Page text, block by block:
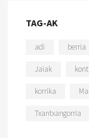
TAG-AK
adi berria
Jaiak
korrika
Txantxangorria